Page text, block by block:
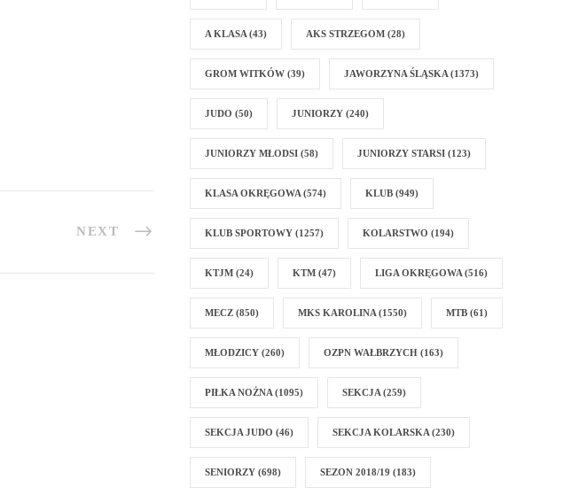
NEXT
A KLASA (43) AKS STRZEGOM (28)
GROM WITKÓW (39) JAWORZYNA ŚLĄSKA (1373)
JUDO (50) JUNIORZY (240)
JUNIORZY MŁODSI (58) JUNIORZY STARSI (123)
KLASA OKRĘGOWA (574) KLUB (949)
KLUB SPORTOWY (1257) KOLARSTWO (194)
KTJM (24) KTM (47) LIGA OKRĘGOWA (516)
MECZ (850) MKS KAROLINA (1550) MTB (61)
MŁODZICY (260) OZPN WAŁBRZYCH (163)
PIŁKA NOŻNA (1095) SEKCJA (259)
SEKCJA JUDO (46) SEKCJA KOLARSKA (230)
SENIORZY (698) SEZON 2018/19 (183)